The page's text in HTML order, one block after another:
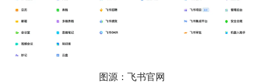
图源：飞书官网